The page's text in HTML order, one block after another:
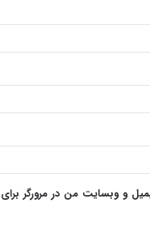
و وبسایت من در مرورگر